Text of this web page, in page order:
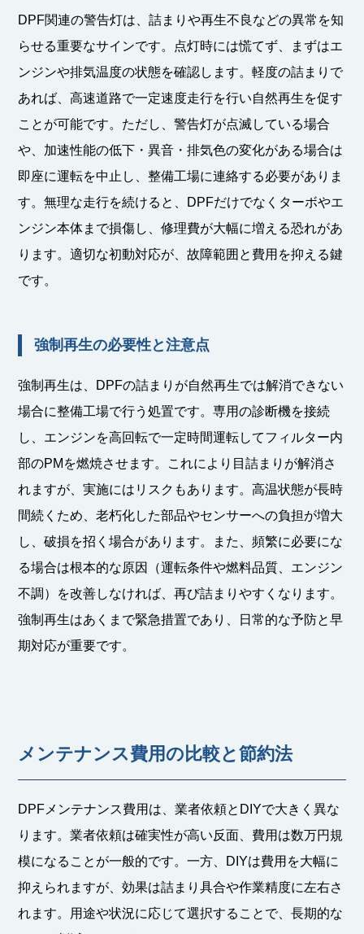
DPF関連の警告灯は、詰まりや再生不良などの異常を知
らせる重要なサインです。点灯時には慌てず、まずはエ
ンジンや排気温度の状態を確認します。軽度の詰まりで
あれば、高速道路で一定速度走行を行い自然再生を促す
ことが可能です。ただし、警告灯が点滅している場合
や、加速性能の低下・異音・排気色の変化がある場合は
即座に運転を中止し、整備工場に連絡する必要がありま
す。無理な走行を続けると、DPFだけでなくターボやエ
ンジン本体まで損傷し、修理費が大幅に増える恐れがあ
ります。適切な初動対応が、故障範囲と費用を抑える鍵
です。
強制再生の必要性と注意点
強制再生は、DPFの詰まりが自然再生では解消できない
場合に整備工場で行う処置です。専用の診断機を接続
し、エンジンを高回転で一定時間運転してフィルター内
部のPMを燃焼させます。これにより目詰まりが解消さ
れますが、実施にはリスクもあります。高温状態が長時
間続くため、老朽化した部品やセンサーへの負担が増大
し、破損を招く場合があります。また、頻繁に必要にな
る場合は根本的な原因（運転条件や燃料品質、エンジン
不調）を改善しなければ、再び詰まりやすくなります。
強制再生はあくまで緊急措置であり、日常的な予防と早
期対応が重要です。
メンテナンス費用の比較と節約法
DPFメンテナンス費用は、業者依頼とDIYで大きく異な
ります。業者依頼は確実性が高い反面、費用は数万円規
模になることが一般的です。一方、DIYは費用を大幅に
抑えられますが、効果は詰まり具合や作業精度に左右さ
れます。用途や状況に応じて選択することで、長期的な